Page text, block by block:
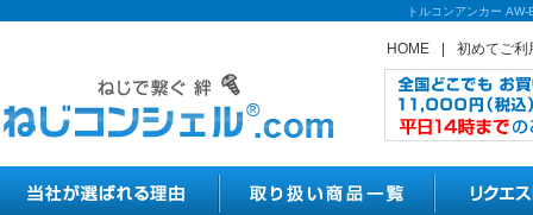
トルコンアンカー
HOME 初めてご利